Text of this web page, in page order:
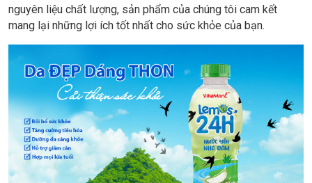
nguyên liệu chất lượng, sản phẩm của chúng tôi cam kết
mang lại những lợi ích tốt nhất cho sức khỏe của bạn.